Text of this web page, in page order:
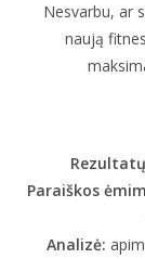
Nesvarbu, ar
naują
Paraiškos
Analizė: